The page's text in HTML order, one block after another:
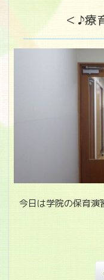
＜♪療
今日は学院の保育演